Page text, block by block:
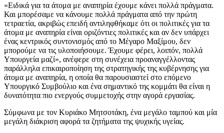
«Ειδικά για τα άτομα με αναπηρία έχουμε κάνει πολλά πράγματα.
Και μπορέσαμε να κάνουμε πολλά πράγματα από την πρώτη
τετραετία, ακριβώς επειδή αντιληφθήκαμε ότι οι πολιτικές για τα
άτομα με αναπηρία είναι οριζόντιες πολιτικές και αν δεν υπάρχει
ένας κεντρικός συντονισμός από το Μέγαρο Μαξίμου, δεν
μπορούμε να τις υλοποιήσουμε. Έχουμε φέρει, λοιπόν, πολλά
Υπουργεία μαζί», ανέφερε στη συνέχεια προαναγγέλλοντας
παράλληλα επικαιροποίηση της στρατηγικής της κυβέρνησης για
άτομα με αναπηρία, η οποία θα παρουσιαστεί στο επόμενο
Υπουργικό Συμβούλιο και ένα σημαντικό της κομμάτι θα είναι η
δυνατότητα πιο ενεργούς συμμετοχής στην αγορά εργασίας.
Σύμφωνα με τον Κυριάκο Μητσοτάκη, ένα μεγάλο ταμπού και μία
μεγάλη διάκριση αφορά τα ζητήματα της ψυχικής υγείας.